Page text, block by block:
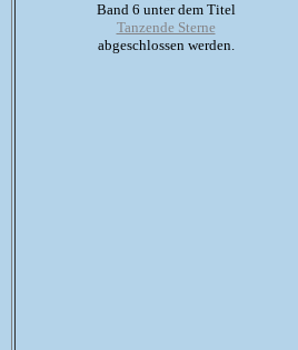
Band 6 unter dem Titel
Tanzende Sterne
abgeschlossen werden.